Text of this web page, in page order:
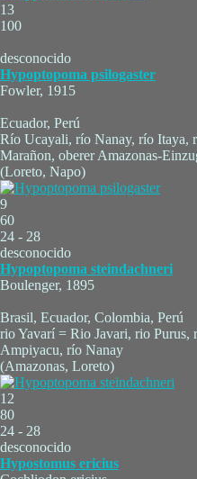
13
100
desconocido
Hypoptopoma psilogaster
Fowler, 1915
Ecuador, Perú
Río Ucayali, río Nanay, río Itaya,
Marañon, oberer Amazonas-
(Loreto, Napo)
9
60
24 - 28
desconocido
Hypoptopoma steindachneri
Boulenger, 1895
Brasil, Ecuador, Colombia, Perú
rio Yavarí = Rio Javari, rio Purus,
Ampiyacu, río Nanay
(Amazonas, Loreto)
12
80
24 - 28
desconocido
Hypostomus ericius